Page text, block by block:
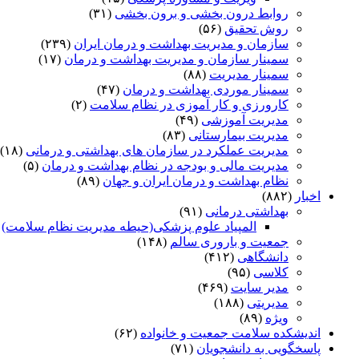
روابط درون بخشی و برون بخشی (۳۱)
روش تحقیق (۵۶)
سازمان و مدیریت بهداشت و درمان ایران (۲۳۹)
سمینار سازمان و مدیریت بهداشت و درمان (۱۷)
سمینار مدیریت (۸۸)
سمینار موردی بهداشت و درمان (۴۷)
کارورزی و کار آموزی در نظام سلامت (۲)
مدیریت آموزشی (۴۹)
مدیریت بیمارستانی (۸۳)
مدیریت عملکرد در سازمان های بهداشتی و درمانی (۱۸)
مدیریت مالی و بودجه در نظام بهداشت و درمان (۵)
نظام بهداشت و درمان ایران و جهان (۸۹)
اخبار (۸۸۲)
بهداشتی درمانی (۹۱)
المپیاد علوم پزشکی(حیطه مدیریت نظام سلامت)
جمعیت و باروری سالم (۱۴۸)
دانشگاهی (۴۱۲)
کلاسی (۹۵)
مدیر سایت (۴۶۹)
مدیریتی (۱۸۸)
ویژه (۸۹)
اندیشکده سلامت جمعیت و خانواده (۶۲)
پاسخگویی به دانشجویان (۷۱)